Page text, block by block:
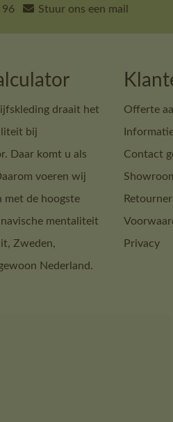
96 Stuur ons een mail
draait het
bij
Daar komt u als
voeren wij
met de hoogste
mentaliteit
Zweden,
Nederland.
Offerte
Contact
Privacy